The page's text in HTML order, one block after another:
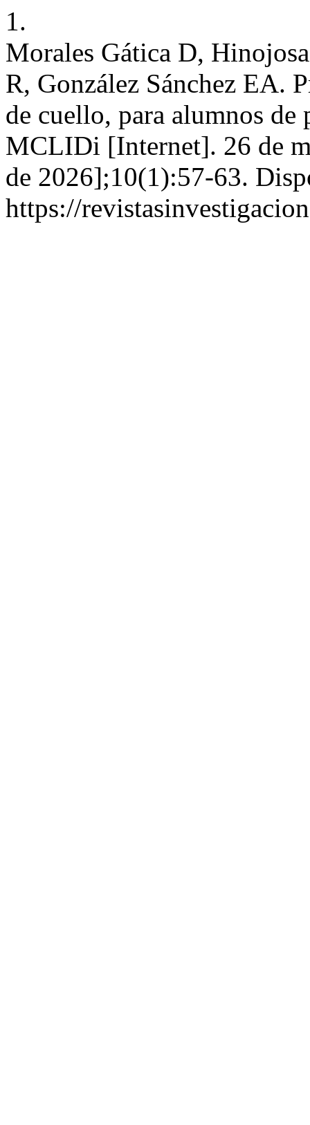
1.
Morales Gática D,
R, González Sánchez EA.
de cuello, para alumnos
MCLIDi [Internet]. 26 de
de 2026];10(1):57-63.
https://